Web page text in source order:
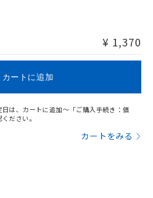
る可能性があります。
¥ 1,370
カートに追加
は、カートに追加～「ご購入手続き：価
ださい。
カートをみる